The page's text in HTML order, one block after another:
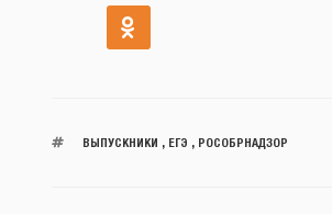
ВЫПУСКНИКИ ЕГЭ РОСОБРНАДЗОР